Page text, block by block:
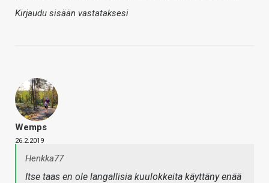
Kirjaudu sisään vastataksesi
Wemps
26.2.2019
Henkka77
Itse taas en ole langallisia kuulokkeita käyttäny enää